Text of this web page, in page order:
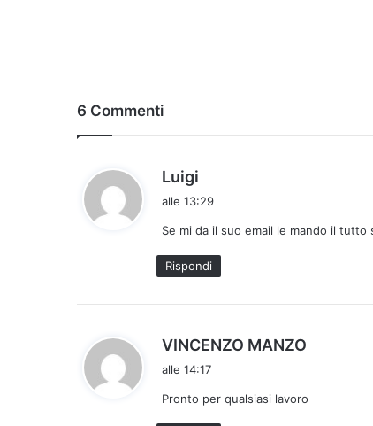
6 Commenti
Luigi
e
t
t
alle 13:29
Se mi da il suo email le mando il
Rispondi
VINCENZO MANZO
e
alle 14:17
Pronto per qualsiasi lavoro